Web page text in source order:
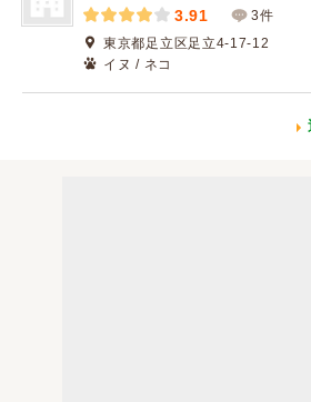
3.91
3件
東京都足立区足立4-17-12
イヌ / ネコ